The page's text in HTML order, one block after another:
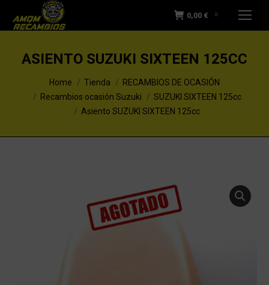
0,00 € 0
ASIENTO SUZUKI SIXTEEN 125CC
You are here:Home Tienda
RECAMBIOS DE OCASIÓN
Recambios ocasión Suzuki
SUZUKI SIXTEEN 125cc
Asiento SUZUKI SIXTEEN 125cc